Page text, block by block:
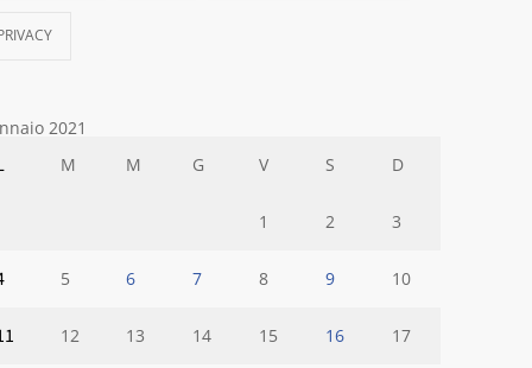
2021
M M G V S D
1 2 3
5 6 7 8 9 10
12 13 14 15 16 17